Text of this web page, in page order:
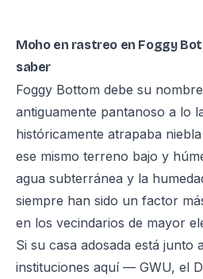
Moho en rastreo en Foggy
saber
Foggy Bottom debe su
antiguamente pantanoso a lo
históricamente atrapaba
ese mismo terreno bajo y
agua subterránea y la
siempre han sido un factor
en los vecindarios de mayor
Si su casa adosada está junto
instituciones aquí — GWU, el